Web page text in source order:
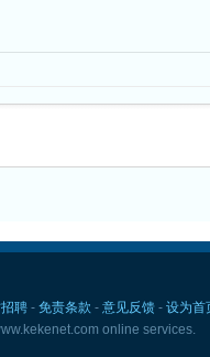
聘- 免责条款 - 意见反馈- 设为首
online services.